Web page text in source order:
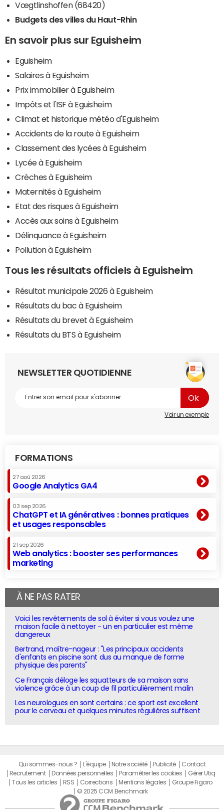
Vœgtlinshoffen (68420)
Budgets des villes du Haut-Rhin
En savoir plus sur Eguisheim
Eguisheim
Salaires à Eguisheim
Prix immobilier à Eguisheim
Impôts et l'ISF à Eguisheim
Climat et historique météo d'Eguisheim
Accidents de la route à Eguisheim
Classement des lycées à Eguisheim
Lycée à Eguisheim
Crèches à Eguisheim
Maternités à Eguisheim
Etat des risques à Eguisheim
Accès aux soins à Eguisheim
Délinquance à Eguisheim
Pollution à Eguisheim
Tous les résultats officiels à Eguisheim
Résultat municipale 2026 à Eguisheim
Résultats du bac à Eguisheim
Résultats du brevet à Eguisheim
Résultats du BTS à Eguisheim
NEWSLETTER QUOTIDIENNE
Voir un exemple
FORMATIONS
27 aoû 2026
Google Analytics GA4
03 sep 2026
ChatGPT et IA génératives : bonnes pratiques
et usages responsables
21 sep 2026
Web analytics : booster ses performances
marketing
À NE PAS RATER
Voici les revêtements de sol à éviter si vous voulez une
maison facile à nettoyer - un en particulier est même
dangereux
Bertrand, maître-nageur : "Les principaux accidents
d'enfants en piscine sont dus au manque de forme
physique des parents"
Ce Français déloge les squatteurs de sa maison sans
violence grâce à un coup de fil particulièrement malin
Les neurologues en sont certains : ce sport est excellent
pour le cerveau et quelques minutes régulières suffisent
Qui sommes-nous ? L'équipe Notre société Publicité
Contact
Recrutement
Données personnelles Paramétrer les cookies
Gérer Utiq
Tous les articles
RSS Corrections Mentions légales
Groupe Figaro
© 2025 CCM Benchmark